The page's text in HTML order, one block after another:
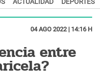
04 AGO 2022 | 14:16 H
entre